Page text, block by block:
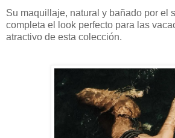
Su maquillaje, natural y bañado por el
completa el look perfecto para las
atractivo de esta colección.